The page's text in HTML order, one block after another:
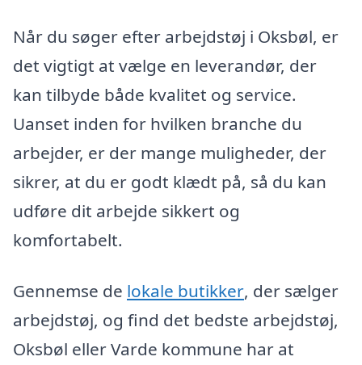
Når du søger efter arbejdstøj i Oksbøl, er
det vigtigt at vælge en leverandør, der
kan tilbyde både kvalitet og service.
Uanset inden for hvilken branche du
arbejder, er der mange muligheder, der
sikrer, at du er godt klædt på, så du kan
udføre dit arbejde sikkert og
komfortabelt.
Gennemse de lokale butikker, der sælger
arbejdstøj, og find det bedste arbejdstøj,
Oksbøl eller Varde kommune har at